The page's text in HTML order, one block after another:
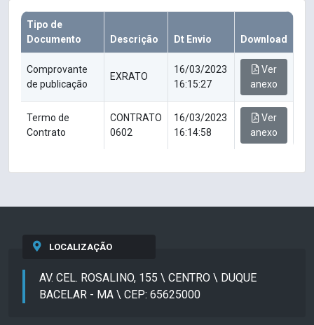
Tipo de
Documento
Descrição Dt Envio Download
Comprovante
de publicação
EXRATO
16/03/2023
16:15:27
Ver
anexo
Termo de
Contrato
CONTRATO
0602
16/03/2023
16:14:58
Ver
anexo
LOCALIZAÇÃO
AV. CEL. ROSALINO, 155 \ CENTRO \ DUQUE
BACELAR - MA \ CEP: 65625000